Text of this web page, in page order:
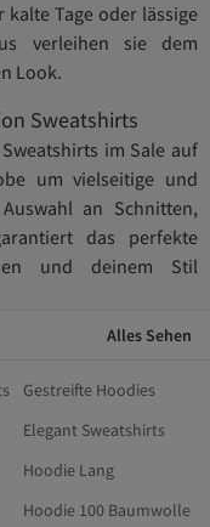
Tage oder lässige
verleihen sie dem
Look.
Sweatshirts
im Sale auf
um vielseitige und
an Schnitten,
das perfekte
und deinem Stil
Alles Sehen
Gestreifte Hoodies
Elegant Sweatshirts
Hoodie Lang
Hoodie 100 Baumwolle